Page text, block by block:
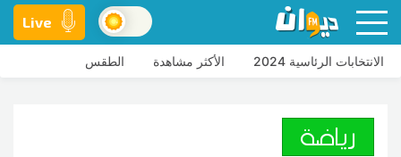
Live
الانتخابات الرئاسية 2024 الأكثر مشاهدة الطقس
رياضة